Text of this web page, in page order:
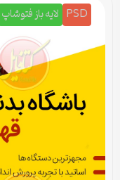
PSD لایه باز فتوشاپ